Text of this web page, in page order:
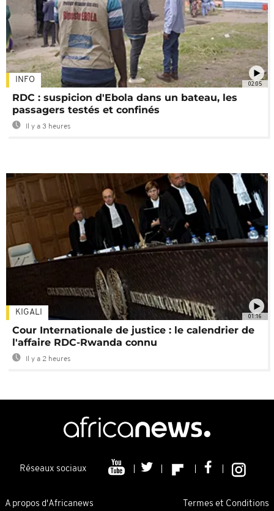
02:05
INFO
RDC : suspicion d'Ebola dans un bateau, les
passagers testés et confinés
Il y a 3 heures
01:16
KIGALI
Cour Internationale de justice : le calendrier de
l'affaire RDC-Rwanda connu
Il y a 2 heures
Réseaux sociaux
A propos d'Africanews Termes et Conditions